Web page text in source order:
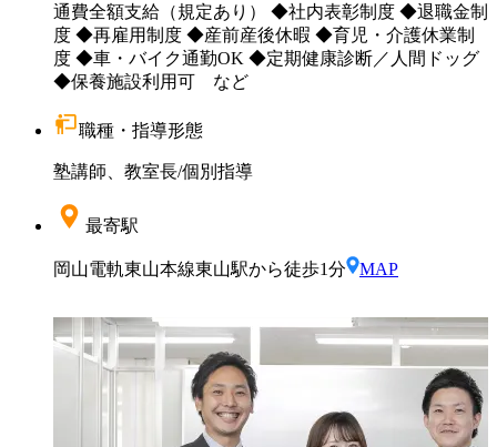
通費全額支給（規定あり） ◆社内表彰制度 ◆退職金制
度 ◆再雇用制度 ◆産前産後休暇 ◆育児・介護休業制
度 ◆車・バイク通勤OK ◆定期健康診断／人間ドッグ
◆保養施設利用可 など
職種・指導形態
塾講師、教室長/個別指導
最寄駅
岡山電軌東山本線東山駅から徒歩1分 MAP